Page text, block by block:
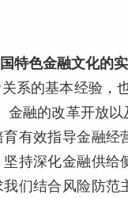
特色金融文化的实
系的基本经验，
金融的改革开放
有效指导金融
持深化金融供
们结合风险防